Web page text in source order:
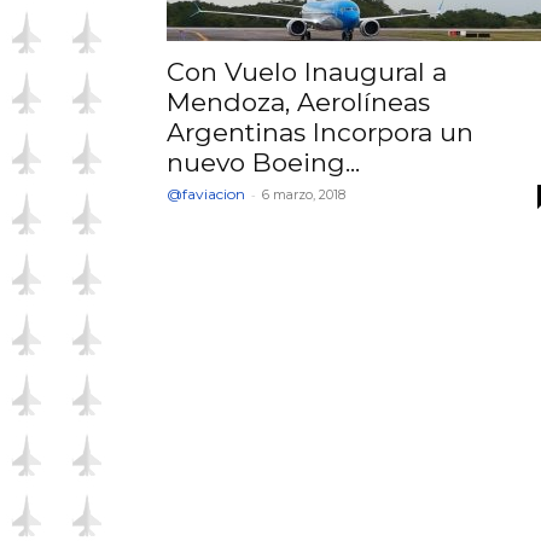
Con Vuelo Inaugural a
Mendoza, Aerolíneas
Argentinas Incorpora un
nuevo Boeing...
@faviacion - 6 marzo, 2018